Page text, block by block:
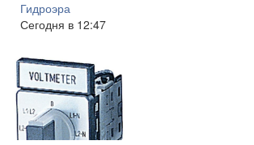
Гидроэра
Сегодня в 12:47